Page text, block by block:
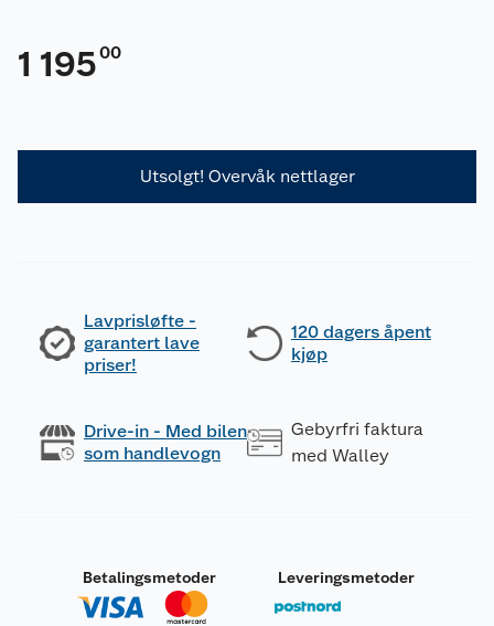
1 19500
Utsolgt! Overvåk nettlager
Lavprisløfte -
garantert lave
priser!
120 dagers åpent
kjøp
Drive-in - Med bilen
som handlevogn
Gebyrfri faktura
med Walley
Betalingsmetoder Leveringsmetoder